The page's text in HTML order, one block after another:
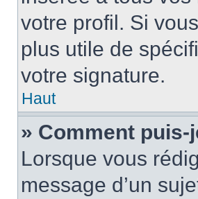
votre profil. Si
plus utile de
votre signature.
Haut
» Comment
Lorsque vous
message d’un